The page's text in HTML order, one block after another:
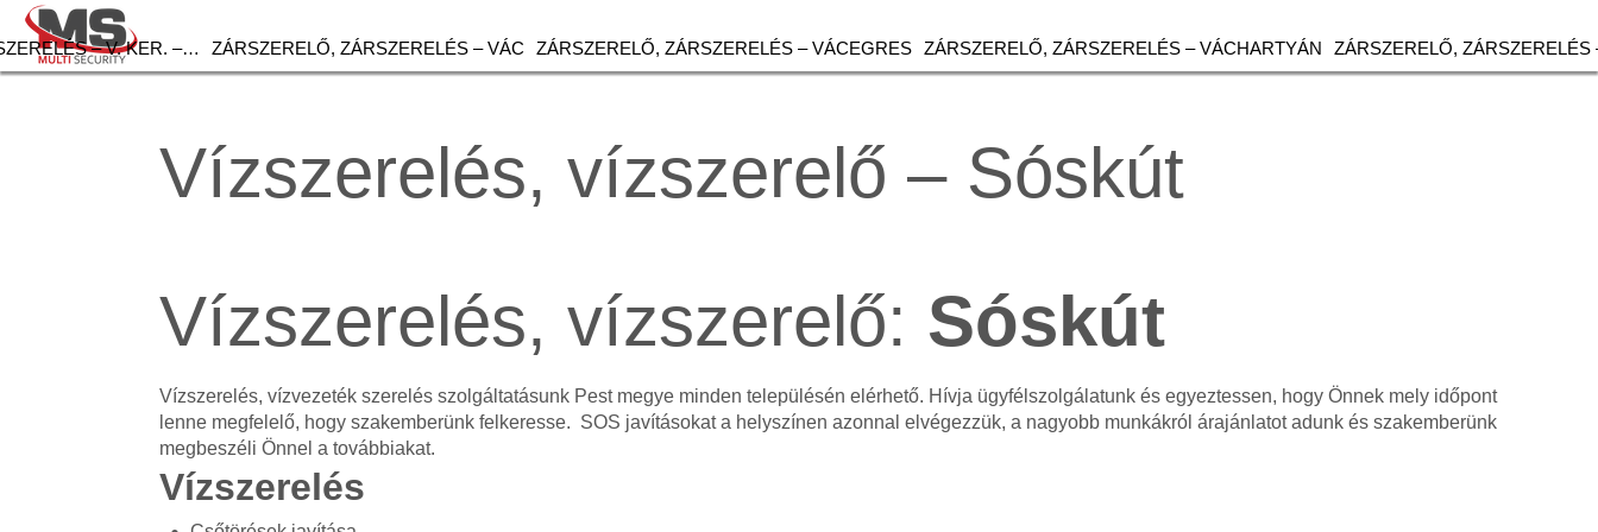
– V. KER. –… ZÁRSZERELŐ, ZÁRSZERELÉS – VÁC ZÁRSZERELŐ, ZÁRSZERELÉS – VÁCEGRES ZÁRSZERELŐ, ZÁRSZERELÉS – VÁCHARTYÁN ZÁRSZERELŐ, ZÁRSZERELÉS
Vízszerelés, vízszerelő – Sóskút
Vízszerelés, vízszerelő: Sóskút
Vízszerelés, vízvezeték szerelés szolgáltatásunk Pest megye minden településén elérhető. Hívja ügyfélszolgálatunk és egyeztessen, hogy Önnek mely időpont
lenne megfelelő, hogy szakemberünk felkeresse. SOS javításokat a helyszínen azonnal elvégezzük, a nagyobb munkákról árajánlatot adunk és szakemberünk
megbeszéli Önnel a továbbiakat.
Vízszerelés